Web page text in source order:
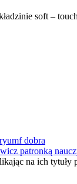
soft –
dobra
patronką
na ich tytuły